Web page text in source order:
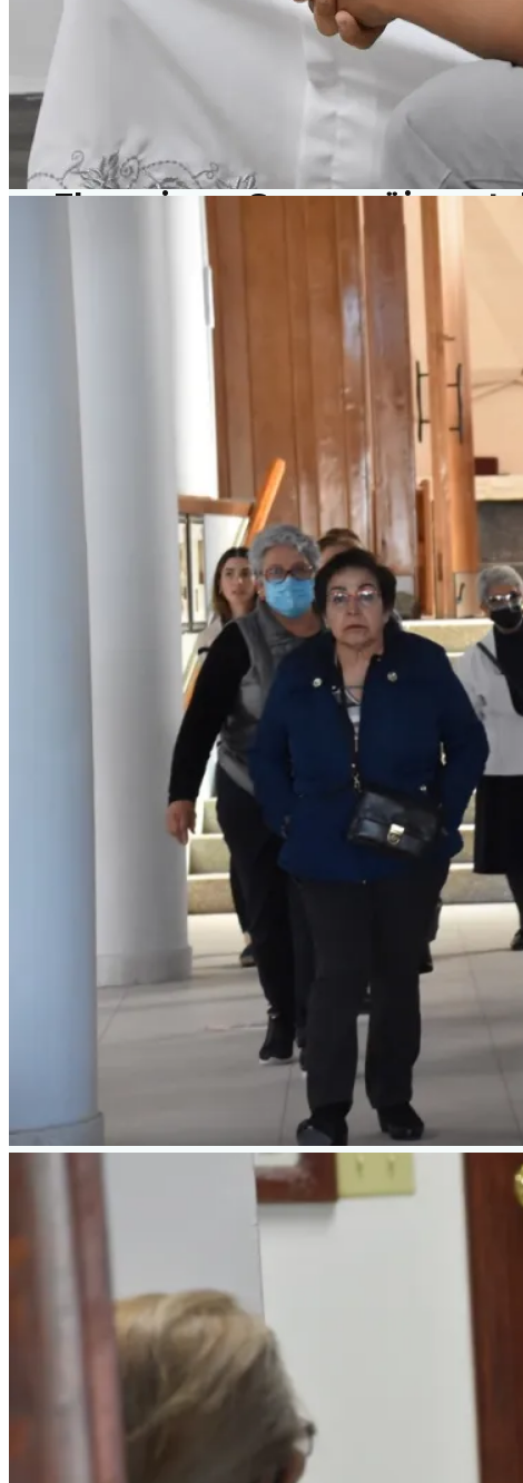
Nombra papa a tercera
El camino a Serocagüi:
La clasificación de la
Altura de miras y
Internacional
Buscan legislación
Claman en Nicaragua por
Consejos del papa León XIV
Declara Vaticano cisma de la
Nombra papa a tercera
Celebraron misa en